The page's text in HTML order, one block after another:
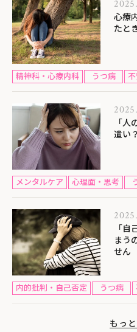
心療
たと
精神科・心療内科 うつ病
「
遣い
メンタルケア 心理面・思考
「
まう
せん
内的批判・自己否定 うつ病
もっ